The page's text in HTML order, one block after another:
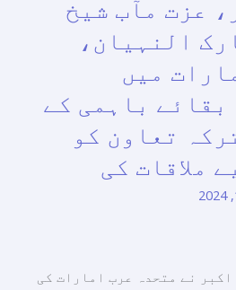
عزت مآب شیخ
النہیان،
میں
بقائے باہمی کے
تعاون کو
ملاقات کی
اکبر نے متحدہ عرب امارات کی